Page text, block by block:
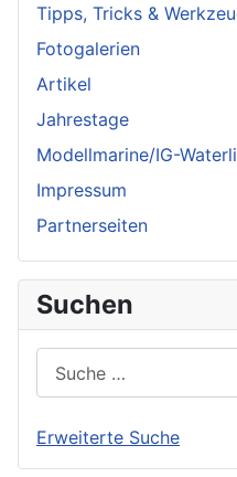
Tipps, Tricks &
Fotogalerien
Artikel
Jahrestage
Modellmarine/IG-
Impressum
Partnerseiten
Suchen
Erweiterte Suche